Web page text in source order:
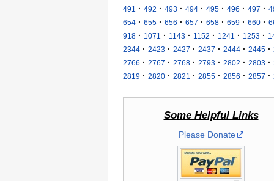
491 · 492 · 493 · 494 · 495 · 496 · 497 ·
654 · 655 · 656 · 657 · 658 · 659 · 660 ·
918 · 1071 · 1143 · 1152 · 1241 · 1253 ·
2344 · 2423 · 2427 · 2437 · 2444 · 2445 ·
2766 · 2767 · 2768 · 2793 · 2802 · 2803 ·
2819 · 2820 · 2821 · 2855 · 2856 · 2857 ·
Some Helpful Links
Please Donate